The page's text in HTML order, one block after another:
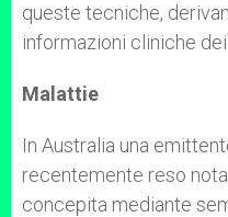
queste tecniche,
informazioni cliniche
Malattie
In Australia una
recentemente reso
concepita mediante